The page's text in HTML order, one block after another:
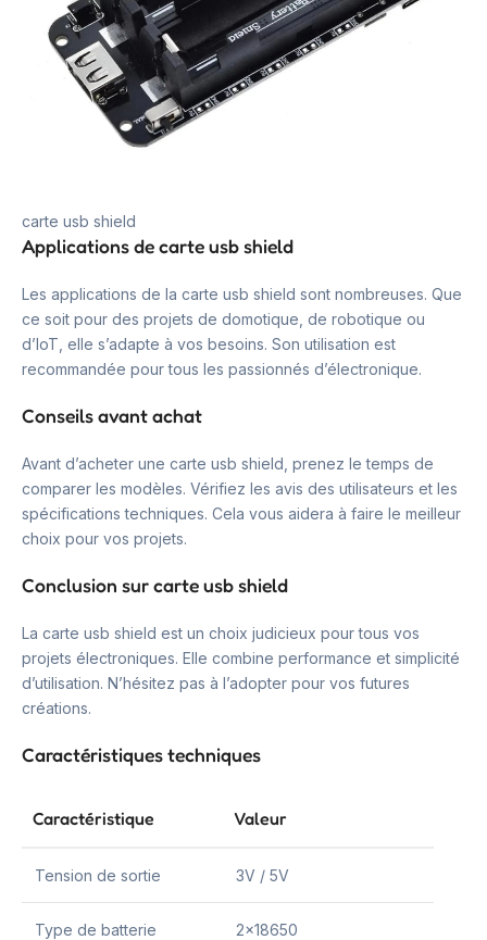
carte usb shield
Applications de carte usb shield
Les applications de la carte usb shield sont nombreuses. Que
ce soit pour des projets de domotique, de robotique ou
d’IoT, elle s’adapte à vos besoins. Son utilisation est
recommandée pour tous les passionnés d’électronique.
Conseils avant achat
Avant d’acheter une carte usb shield, prenez le temps de
comparer les modèles. Vérifiez les avis des utilisateurs et les
spécifications techniques. Cela vous aidera à faire le meilleur
choix pour vos projets.
Conclusion sur carte usb shield
La carte usb shield est un choix judicieux pour tous vos
projets électroniques. Elle combine performance et simplicité
d’utilisation. N’hésitez pas à l’adopter pour vos futures
créations.
Caractéristiques techniques
Caractéristique Valeur
Tension de sortie 3V / 5V
Type de batterie 2×18650